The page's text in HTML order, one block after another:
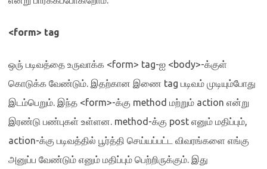
<form> tag
ஒரு் படிவத்தை உருவாக்க <form> tag-ஐ <body>-க்குள்
கொடுக்க வேண்டும். இதற்கான இணை tag படிவம் முடியும்போது
இடம்பெறும். இந்த <form>-க்கு method மற்றும் action என்று
இரண்டு பண்புகள் உள்ளன. method-க்கு post எனும் மதிப்பும்,
action-க்கு படிவத்தில் பூர்த்தி செய்யப்பட்ட விவரங்களை எங்கு
அனுப்ப வேண்டும் எனும் மதிப்பும் பெற்றிருக்கும். இது